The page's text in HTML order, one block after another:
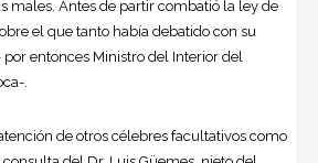
males. Antes de partir combatió la ley de
el que tanto había debatido con su
por entonces Ministro del Interior del
.
de otros célebres facultativos como